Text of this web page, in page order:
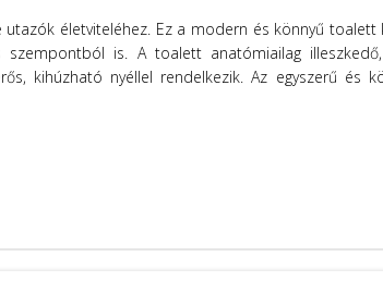
életviteléhez. Ez a modern és könnyű toalett
is. A toalett anatómiailag
kihúzható nyéllel rendelkezik. Az egyszerű és